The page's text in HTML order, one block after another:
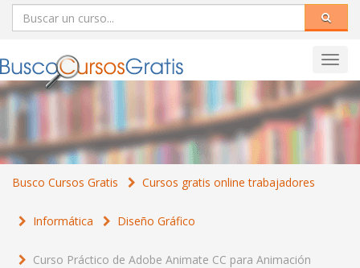
Busco Cursos Gratis Cursos gratis online trabajadores
Informática Diseño Gráfico
Curso Práctico de Adobe Animate CC para Animación